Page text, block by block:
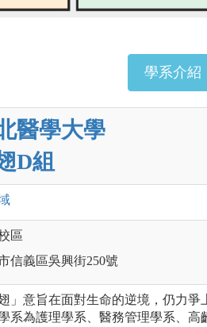
助系統
學系介紹
醫學大學
D組
區
信義區吳興街250號
翅」意旨在面對生命的逆境，仍力爭
系為護理學系、醫務管理學系、高